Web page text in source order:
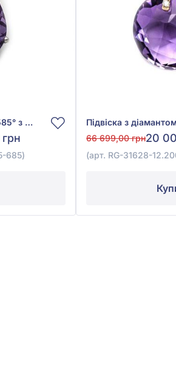
Підвіска з білого золота 585° з діамантом 0,06ct та аметистом 3,69ct, арт. N353AMК4WG-10.155-685
685)
66 699,00 грн20
(арт. RG-31628-